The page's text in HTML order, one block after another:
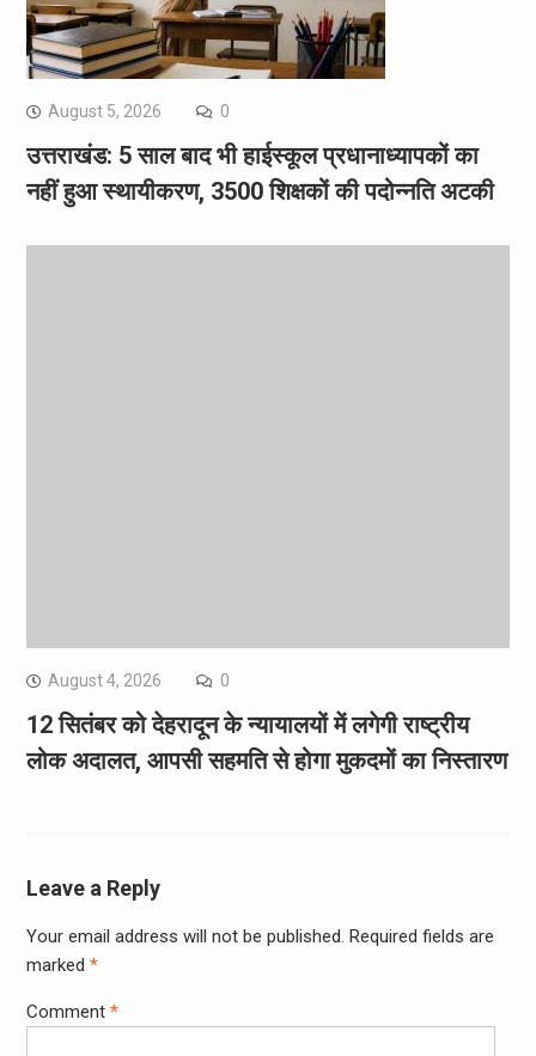
August 5, 2026 0
उत्तराखंड: 5 साल बाद भी हाईस्कूल प्रधानाध्यापकों का
नहीं हुआ स्थायीकरण, 3500 शिक्षकों की पदोन्नति अटकी
August 4, 2026 0
12 सितंबर को देहरादून के न्यायालयों में लगेगी राष्ट्रीय
लोक अदालत, आपसी सहमति से होगा मुकदमों का निस्तारण
Leave a Reply
Your email address will not be published. Required fields are
marked *
Comment *